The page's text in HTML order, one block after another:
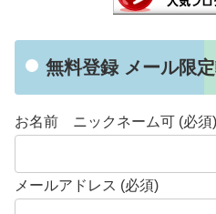
無料登録 メール限
お名前 ニックネーム可 (必須)
メールアドレス (必須)